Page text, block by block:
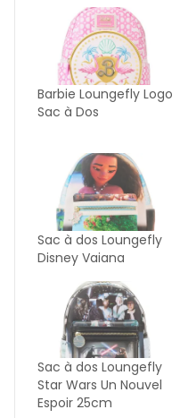
Barbie Loungefly Logo
Sac à Dos
Sac à dos Loungefly
Disney Vaiana
Sac à dos Loungefly
Star Wars Un Nouvel
Espoir 25cm